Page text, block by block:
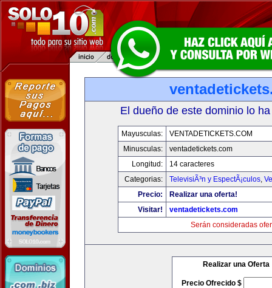
El dueño de este dominio lo
Mayusculas:
VENTADETICKETS.COM
Minusculas:
ventadetickets.com
Longitud:
14 caracteres
Categorias:
TelevisiÃ³n y EspectÃ¡culos,
Precio:
Realizar una oferta!
Visitar!
ventadetickets.com
Serán consideradas
Realizar una Oferta
Precio Ofrecido $